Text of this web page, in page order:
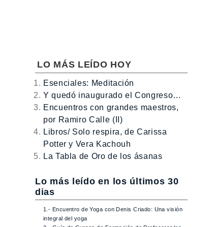
LO MÁS LEÍDO HOY
Esenciales: Meditación
Y quedó inaugurado el Congreso…
Encuentros con grandes maestros,
por Ramiro Calle (II)
Libros/ Solo respira, de Carissa
Potter y Vera Kachouh
La Tabla de Oro de los ásanas
Lo más leído en los últimos 30
dias
1.- Encuentro de Yoga con Denis Criado: Una visión
integral del yoga